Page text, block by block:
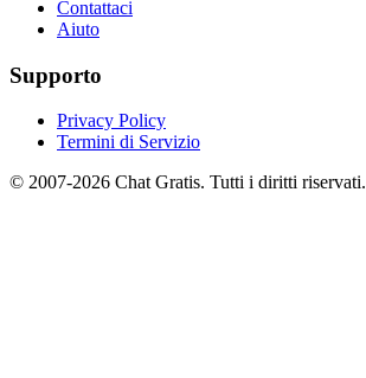
Contattaci
Aiuto
Supporto
Privacy Policy
Termini di Servizio
© 2007-2026 Chat Gratis. Tutti i diritti riservati.